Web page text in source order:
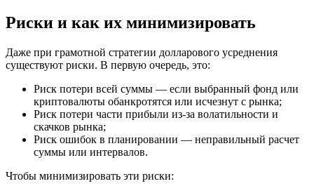
Риски и как их минимизировать
Даже при грамотной стратегии долларового усреднения
существуют риски. В первую очередь, это:
Риск потери всей суммы — если выбранный фонд или
криптовалюты обанкротятся или исчезнут с рынка;
Риск потери части прибыли из-за волатильности и
скачков рынка;
Риск ошибок в планировании — неправильный расчет
суммы или интервалов.
Чтобы минимизировать эти риски: